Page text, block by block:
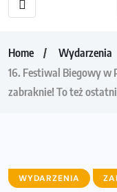
Home
Wydarzenia
16. Festiwal Biegowy w
zabraknie! To też
WYDARZENIA